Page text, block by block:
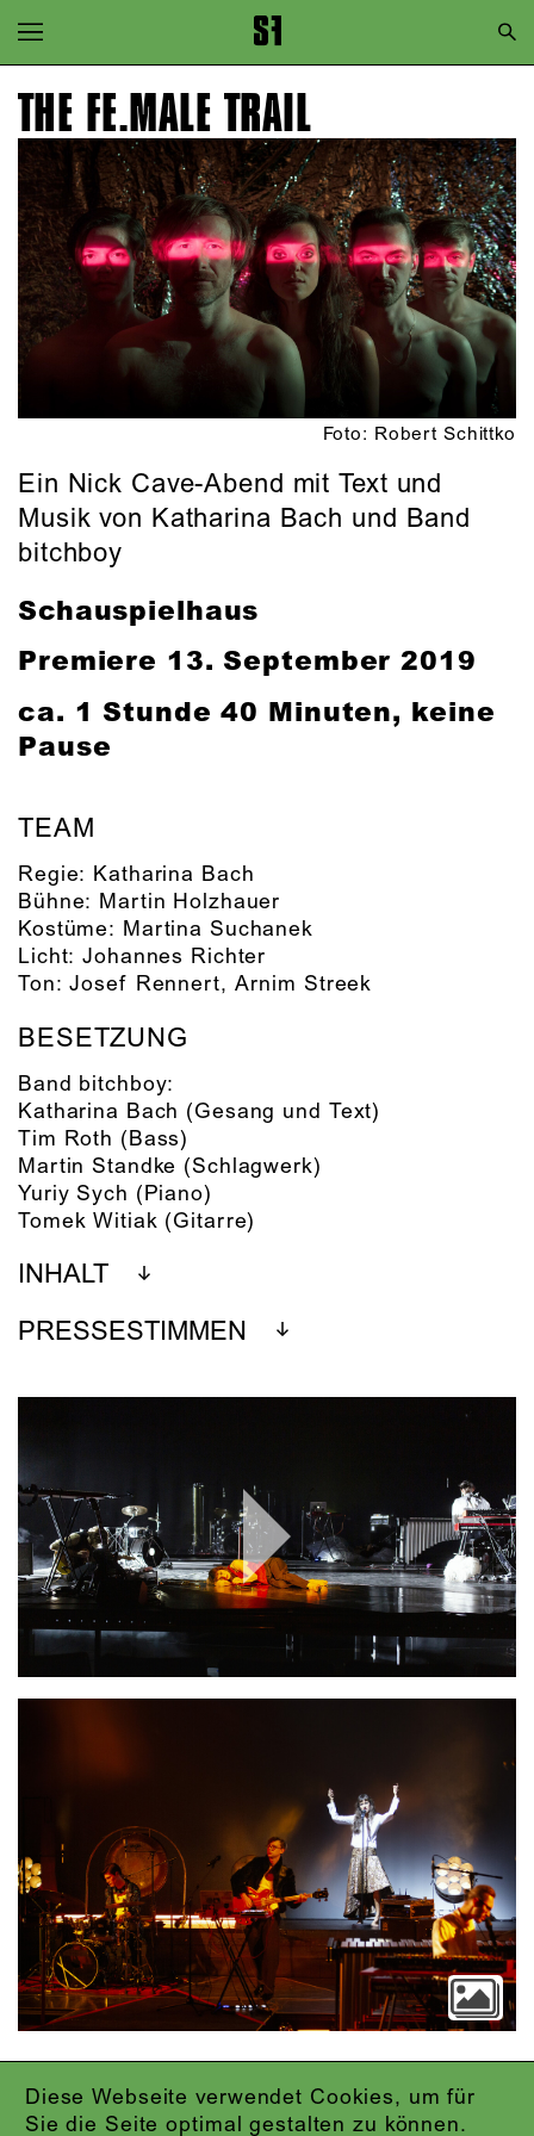
Zur Hauptnavigation springen
Zum Hauptinhalt springen
Zum Footer springen
Diese Webseite verwendet Cookies, um für
Sie die Seite optimal gestalten zu können.
THE FE.MALE TRAIL
Foto: Robert Schittko
Ein Nick Cave-Abend mit Text und
Musik von Katharina Bach und Band
bitchboy
Schauspielhaus
Premiere 13. September 2019
ca. 1 Stunde 40 Minuten, keine
Pause
TEAM
Regie: Katharina Bach
Bühne: Martin Holzhauer
Kostüme: Martina Suchanek
Licht:Johannes Richter
Ton:Josef Rennert, Arnim Streek
BESETZUNG
Band bitchboy:
Katharina Bach (Gesang und Text)
Tim Roth (Bass)
Martin Standke (Schlagwerk)
Yuriy Sych (Piano)
Tomek Witiak (Gitarre)
INHALT
PRESSESTIMMEN
Play
Video
IMPRESSUM